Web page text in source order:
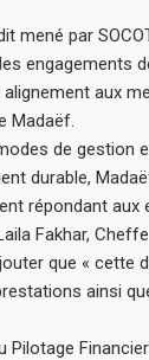
mené par
engagements
alignement aux
Madaëf.
de gestion
durable,
répondant
Fakhar,
que «
ainsi
Pilotage